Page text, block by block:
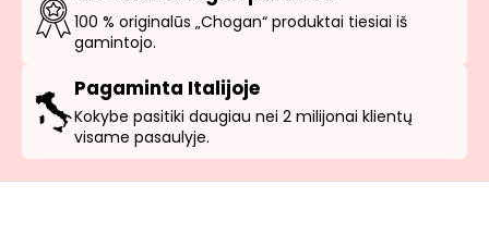
100 % originalūs „Chogan“ produktai tiesiai iš
gamintojo.
Pagaminta Italijoje
Kokybe pasitiki daugiau nei 2 milijonai klientų
visame pasaulyje.